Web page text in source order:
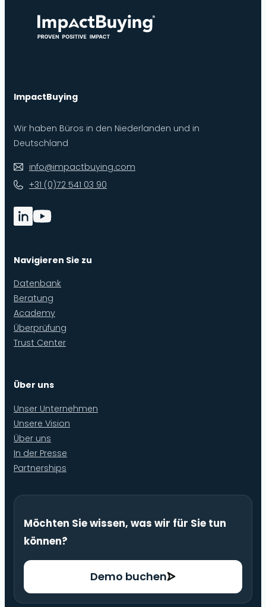
ImpactBuying
Wir haben Büros in den Niederlanden und in
Deutschland
info@impactbuying.com
+31 (0)72 541 03 90
Navigieren Sie zu
Datenbank
Beratung
Academy
Überprüfung
Trust Center
Über uns
Unser Unternehmen
Unsere Vision
Über uns
In der Presse
Partnerships
Möchten Sie wissen, was wir für Sie tun
können?
Demo buchen